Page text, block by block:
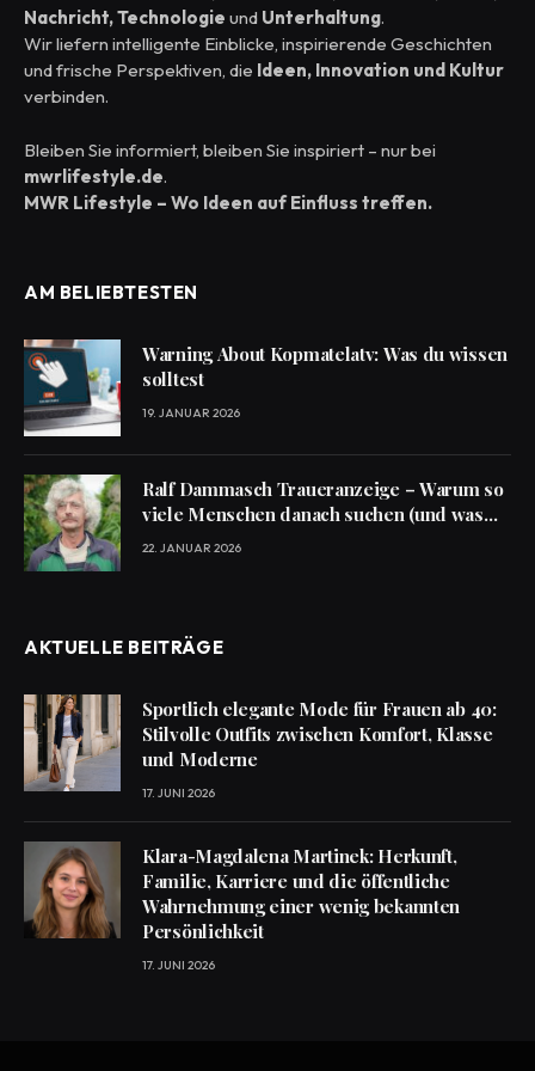
Nachricht, Technologie und Unterhaltung.
Wir liefern intelligente Einblicke, inspirierende Geschichten
und frische Perspektiven, die Ideen, Innovation und Kultur
verbinden.
Bleiben Sie informiert, bleiben Sie inspiriert – nur bei
mwrlifestyle.de.
MWR Lifestyle – Wo Ideen auf Einfluss treffen.
AM BELIEBTESTEN
Warning About Kopmatelatv: Was du wissen
solltest
19. JANUAR 2026
Ralf Dammasch Traueranzeige – Warum so
viele Menschen danach suchen (und was
wirklich stimmt)
22. JANUAR 2026
AKTUELLE BEITRÄGE
Sportlich elegante Mode für Frauen ab 40:
Stilvolle Outfits zwischen Komfort, Klasse
und Moderne
17. JUNI 2026
Klara-Magdalena Martinek: Herkunft,
Familie, Karriere und die öffentliche
Wahrnehmung einer wenig bekannten
Persönlichkeit
17. JUNI 2026